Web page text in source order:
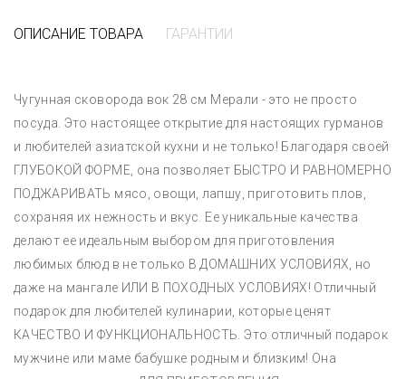
ОПИСАНИЕ ТОВАРА ГАРАНТИИ
Чугунная сковорода вок 28 см Мерали - это не просто
посуда. Это настоящее открытие для настоящих гурманов
и любителей азиатской кухни и не только! Благодаря своей
ГЛУБОКОЙ ФОРМЕ, она позволяет БЫСТРО И РАВНОМЕРНО
ПОДЖАРИВАТЬ мясо, овощи, лапшу, приготовить плов,
сохраняя их нежность и вкус. Ее уникальные качества
делают ее идеальным выбором для приготовления
любимых блюд в не только В ДОМАШНИХ УСЛОВИЯХ, но
даже на мангале ИЛИ В ПОХОДНЫХ УСЛОВИЯХ! Отличный
подарок для любителей кулинарии, которые ценят
КАЧЕСТВО И ФУНКЦИОНАЛЬНОСТЬ. Это отличный подарок
мужчине или маме бабушке родным и близким! Она